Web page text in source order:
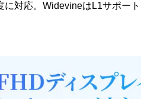
対応。WidevineはL1サポー